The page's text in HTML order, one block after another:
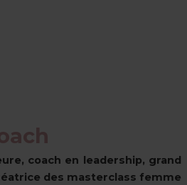
coach en leadership, grand
des masterclass femme